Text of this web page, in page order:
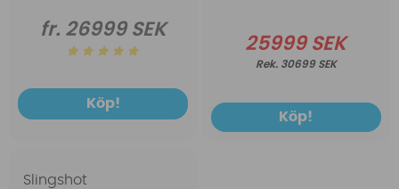
fr. 26999 SEK
Köp!
25999 SEK
30699 SEK
Köp!
Slingshot